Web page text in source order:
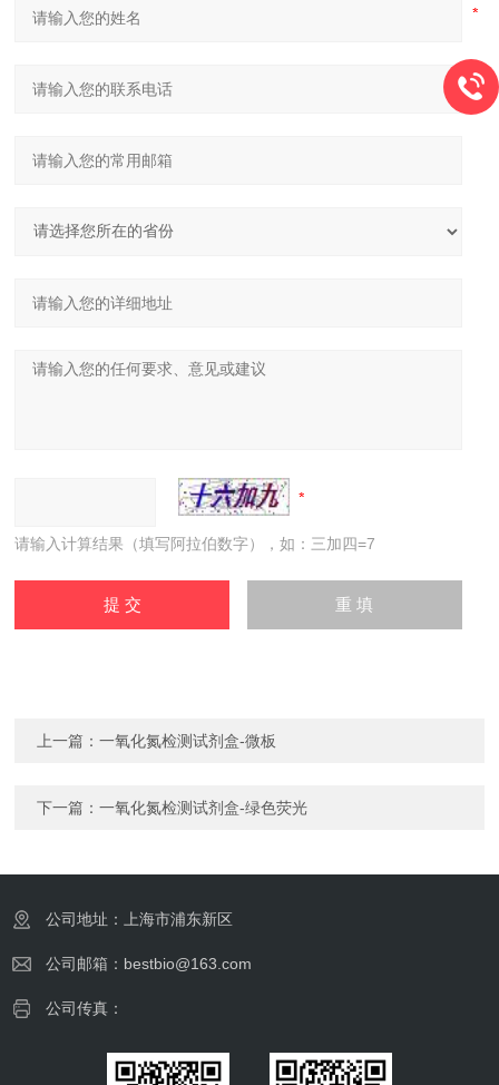
请输入计算结果（填写阿拉伯数字），如：三加四=7
上一篇：一氧化氮检测试剂盒-微板
下一篇：一氧化氮检测试剂盒-绿色荧光
公司地址：上海市浦东新区
公司邮箱：bestbio@163.com
公司传真：